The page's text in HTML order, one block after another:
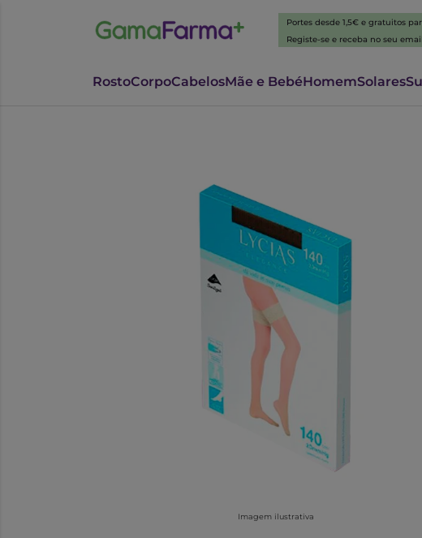
Portes desde 1,5€ e gratuitos
Registe-se e receba no seu
RostoCorpoCabelosMãe e BebéHomemSolares
Imagem ilustrativa